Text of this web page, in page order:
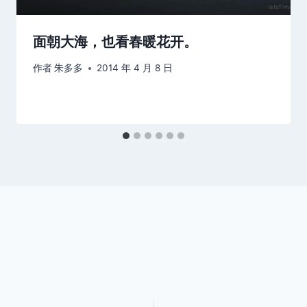
面朝大海，也看春暖花开。
作者朱多多 2014 年 4 月 8 日